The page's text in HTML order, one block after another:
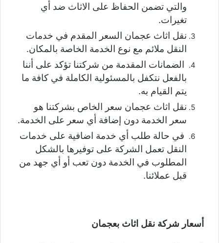
والتي تضمن الحفاظ على الاثاث ضد أي
تغيرات.
نقل اثاث عجمان السعر المقدم في خدمات
النقل ملائم مع نوع الخدمة الخاصة بالمكان.
الضمانات المقدمة من شركتنا تؤكد على أننا
بالفعل نتكفل بالمسئولية الكاملة في كافة ما
يتم القيام به.
نقل اثاث عجمان سعر الخاص بشركتنا هو
سعر الخدمة دون إضافة أي سعر على الخدمة.
في حالة طلب أي خدمة اضافية على خدمات
النقل تعمل الشركة على توفيرها بالشكل
المطلوب في الخدمة دون تعب أو أي جهد من
قبل عملائنا.
أسعار شركة نقل اثاث بعجمان